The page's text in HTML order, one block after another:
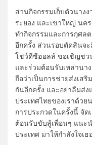
ส่วนกิจกรรมเก็บตัวนาง
ระยอง และเขาใหญ่ นค
ทำกิจกรรมและการกุศล
อีกครั้ง ส่วนรอบตัดสินจ
โชว์ดีซีฮอลล์ ขอเชิญชว
และร่วมต้อนรับเหล่านา
ถือว่าเป็นการช่วยส่งเส
กันอีกครั้ง และอย่าลืมส่ง
ประเทศไทยของเราด้ว
การประกวดในครั้งนี้ จัด
ต้อนรับขับสู้เพื่อนๆ แนะ
ประเทศ มาให้กำลังใจเธ